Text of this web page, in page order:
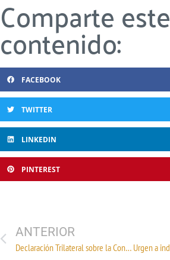
Comparte este
contenido:
FACEBOOK
TWITTER
LINKEDIN
PINTEREST
ANTERIOR
Declaración Trilateral sobre la Conclusión de la Tercera Ronda de Negociaciones del TLCAN